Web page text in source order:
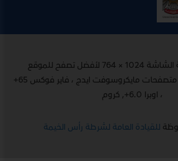
تصفح للموقع
للموقع يدعم الموقع متصفحات مايكروسوفت ايدج ، فاير فوكس 65+
، اوبرا 6.0+, كروم
للقيادة العامة لشرطة رأس الخيمة